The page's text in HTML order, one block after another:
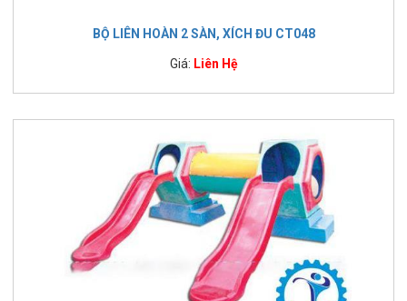
BỘ LIÊN HOÀN 2 SÀN, XÍCH ĐU CT048
Giá: Liên Hệ